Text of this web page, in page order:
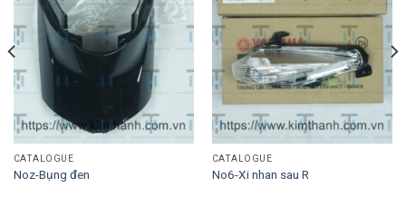
CATALOGUE
Noz-Bụng đen
CATALOGUE
No6-Xi nhan sau R